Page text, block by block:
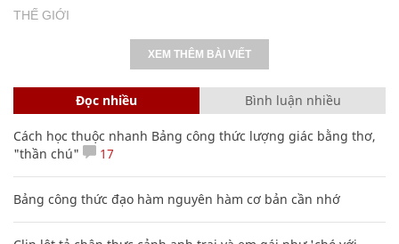
THẾ GIỚI
XEM THÊM BÀI VIẾT
Đọc nhiều Bình luận nhiều
Cách học thuộc nhanh Bảng công thức lượng giác bằng thơ,
"thần chú"
17
Bảng công thức đạo hàm nguyên hàm cơ bản cần nhớ